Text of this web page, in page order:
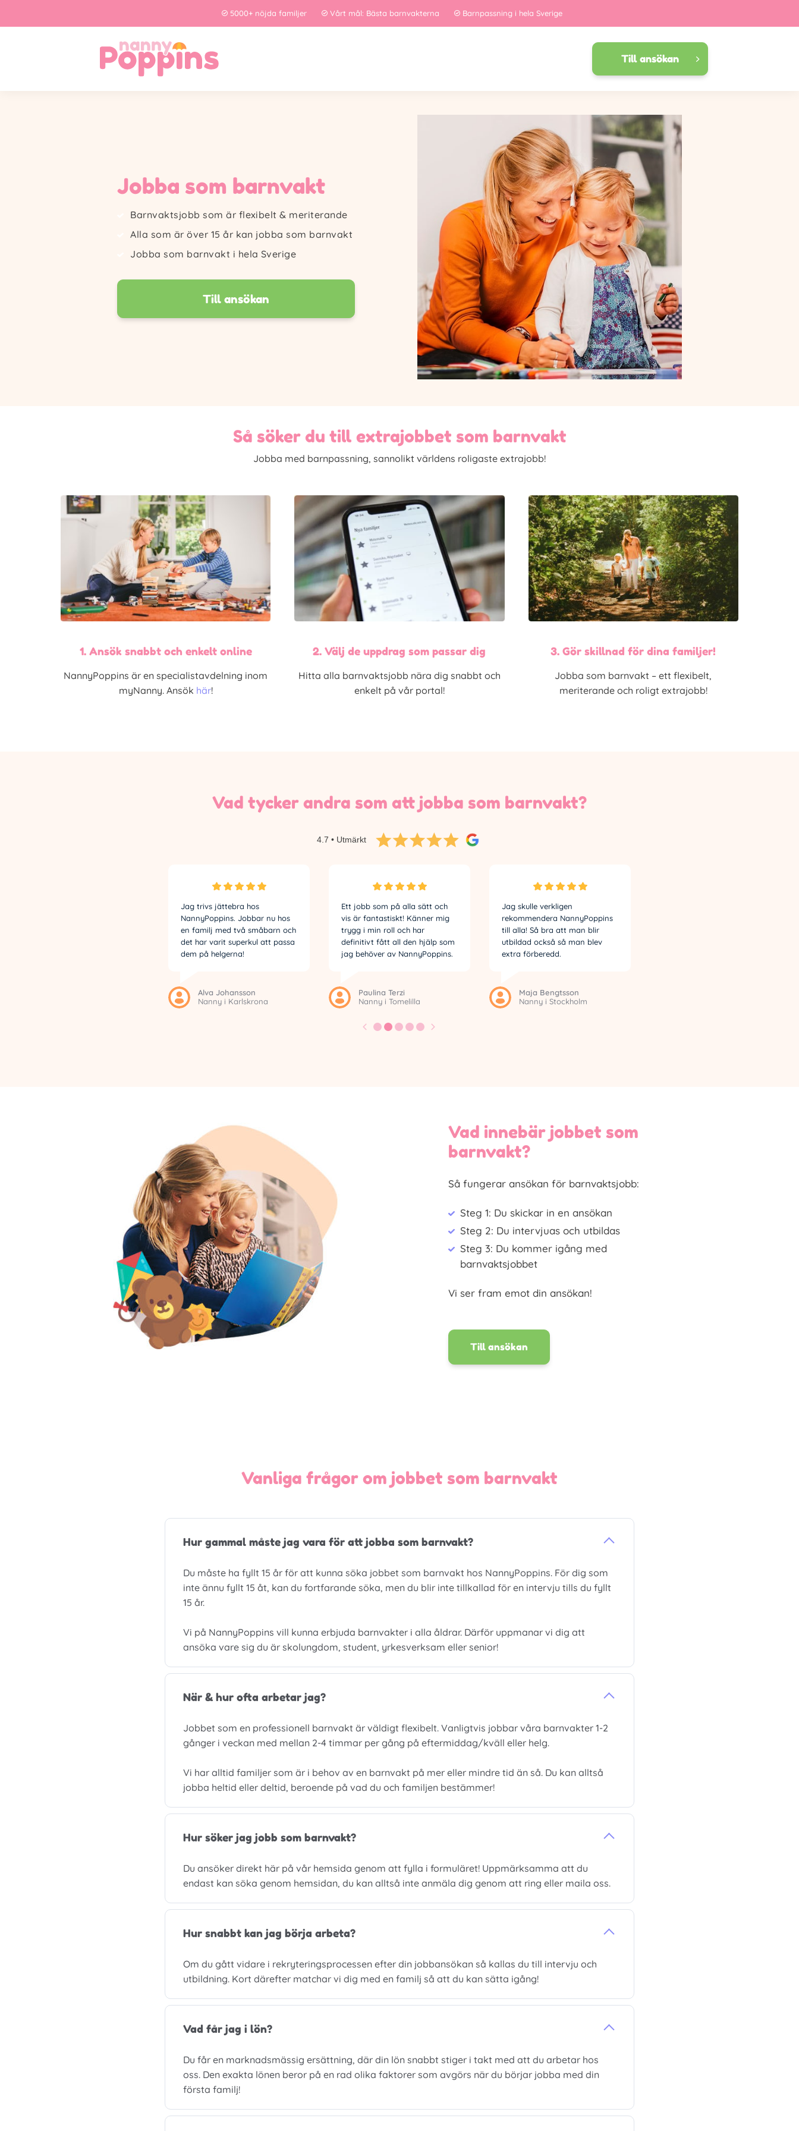
5000+ nöjda familjer Vårt mål: Bästa barnvakterna Barnpassning i hela Sverige
Till ansökan
Jobba som barnvakt
Barnvaktsjobb som är flexibelt & meriterande
Alla som är över 15 år kan jobba som barnvakt
Jobba som barnvakt i hela Sverige
Till ansökan
Så söker du till extrajobbet som barnvakt
Jobba med barnpassning, sannolikt världens roligaste extrajobb!
1. Ansök snabbt och enkelt online
NannyPoppins är en specialistavdelning inom
myNanny. Ansök här!
2. Välj de uppdrag som passar dig
Hitta alla barnvaktsjobb nära dig snabbt och
enkelt på vår portal!
3. Gör skillnad för dina familjer!
Jobba som barnvakt – ett flexibelt,
meriterande och roligt extrajobb!
Vad tycker andra som att jobba som barnvakt?
4.7 • Utmärkt
Jag trivs jättebra hos
NannyPoppins. Jobbar nu hos
en familj med två småbarn och
det har varit superkul att passa
dem på helgerna!
Alva Johansson
Nanny i Karlskrona
Ett jobb som på alla sätt och
vis är fantastiskt! Känner mig
trygg i min roll och har
definitivt fått all den hjälp som
jag behöver av NannyPoppins.
Paulina Terzi
Nanny i Tomelilla
Jag skulle verkligen
rekommendera NannyPoppins
till alla! Så bra att man blir
utbildad också så man blev
extra förberedd.
Maja Bengtsson
Nanny i Stockholm
Vad innebär jobbet som
barnvakt?
Så fungerar ansökan för barnvaktsjobb:
Steg 1: Du skickar in en ansökan
Steg 2: Du intervjuas och utbildas
Steg 3: Du kommer igång med
barnvaktsjobbet
Vi ser fram emot din ansökan!
Till ansökan
Vanliga frågor om jobbet som barnvakt
Hur gammal måste jag vara för att jobba som barnvakt?
Du måste ha fyllt 15 år för att kunna söka jobbet som barnvakt hos NannyPoppins. För dig som
inte ännu fyllt 15 åt, kan du fortfarande söka, men du blir inte tillkallad för en intervju tills du fyllt
15 år.
Vi på NannyPoppins vill kunna erbjuda barnvakter i alla åldrar. Därför uppmanar vi dig att
ansöka vare sig du är skolungdom, student, yrkesverksam eller senior!
När & hur ofta arbetar jag?
Jobbet som en professionell barnvakt är väldigt flexibelt. Vanligtvis jobbar våra barnvakter 1-2
gånger i veckan med mellan 2-4 timmar per gång på eftermiddag/kväll eller helg.
Vi har alltid familjer som är i behov av en barnvakt på mer eller mindre tid än så. Du kan alltså
jobba heltid eller deltid, beroende på vad du och familjen bestämmer!
Hur söker jag jobb som barnvakt?
Du ansöker direkt här på vår hemsida genom att fylla i formuläret! Uppmärksamma att du
endast kan söka genom hemsidan, du kan alltså inte anmäla dig genom att ring eller maila oss.
Hur snabbt kan jag börja arbeta?
Om du gått vidare i rekryteringsprocessen efter din jobbansökan så kallas du till intervju och
utbildning. Kort därefter matchar vi dig med en familj så att du kan sätta igång!
Vad får jag i lön?
Du får en marknadsmässig ersättning, där din lön snabbt stiger i takt med att du arbetar hos
oss. Den exakta lönen beror på en rad olika faktorer som avgörs när du börjar jobba med din
första familj!